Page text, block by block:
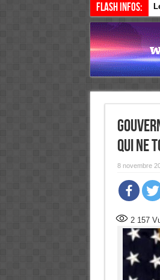
Flash Infos:
qui ne
8 novembre
2 157